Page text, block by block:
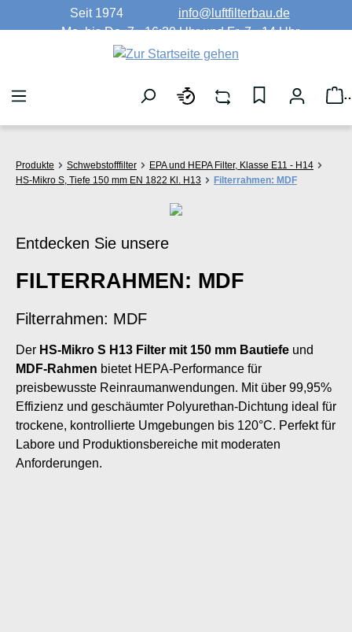
Zum Hauptinhalt springen
Seit 1974
info@luftfilterbau.de
Mo. bis Do. 7 - 16:30 Uhr und Fr. 7 - 14 Uhr
Produkte Schwebstofffilter
EPA und HEPA Filter, Klasse E11 - H14
HS-Mikro S, Tiefe 150 mm EN 1822 Kl. H13
Filterrahmen: MDF
Entdecken Sie unsere
FILTERRAHMEN: MDF
Filterrahmen: MDF
Der HS-Mikro S H13 Filter mit 150 mm Bautiefe und
MDF-Rahmen bietet HEPA-Performance für
preisbewusste Reinraumanwendungen. Mit über 99,95%
Effizienz und geschäumter Polyurethan-Dichtung ideal für
trockene, kontrollierte Umgebungen bis 120°C. Perfekt für
Labore und Produktionsbereiche mit moderaten
Anforderungen.